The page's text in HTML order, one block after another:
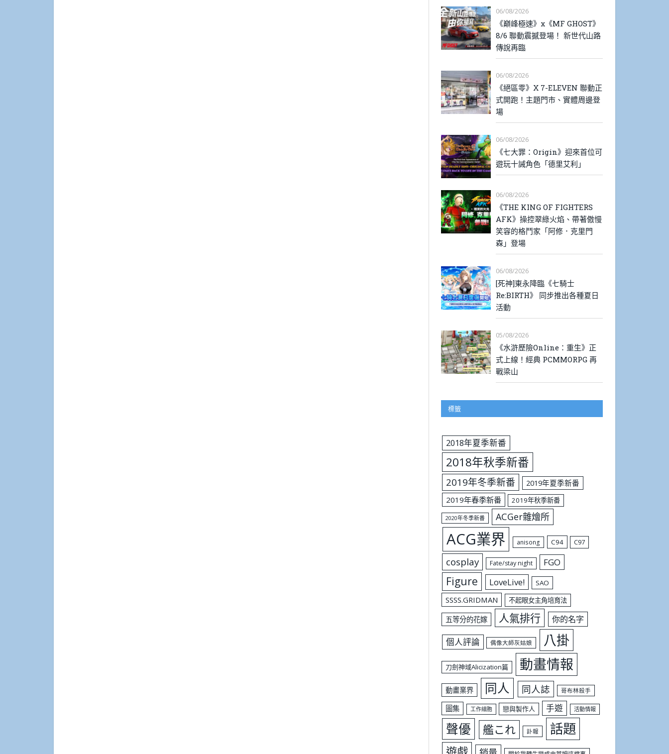
06/08/2026
《巔峰極速》x《MF GHOST》
8/6 聯動震撼登場！ 新世代山路
傳說再臨
06/08/2026
《絕區零》X 7-ELEVEN 聯動正
式開跑！主題門市、實體周邊登
場
06/08/2026
《七大罪：Origin》迎來首位可
遊玩十誡角色「德里艾利」
06/08/2026
《THE KING OF FIGHTERS
AFK》操控翠綠火焰、帶著傲慢
笑容的格鬥家「阿修．克里門
森」登場
06/08/2026
[死神]東永降臨《七騎士
Re:BIRTH》 同步推出各種夏日
活動
05/08/2026
《水滸歷險Online：重生》正
式上線！經典 PCMMORPG 再
戰梁山
標籤
2018年夏季新番
2018年秋季新番
2019年冬季新番
2019年夏季新番
2019年春季新番
2019年秋季新番
2020年冬季新番 ACGer雜燴所
ACG業界 anisong C94 C97
cosplay Fate/stay night FGO
Figure LoveLive! SAO
SSSS.GRIDMAN 不起眼女主角培育法
五等分的花嫁 人氣排行 你的名字
個人評論 偶像大師灰姑娘 八掛
刀劍神域Alicization篇 動畫情報
動畫業界 同人 同人誌 哥布林殺手
圖集 工作細胞 戀與製作人 手遊 活動情報
聲優 艦これ 訃報 話題